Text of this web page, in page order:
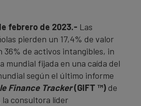
febrero de 2023.- Las
pierden un 17,4% de valor
36% de activos intangibles, in
mundial fijada en una caída del
según el último informe
Finance Tracker(GIFT ™) de
la consultora líder